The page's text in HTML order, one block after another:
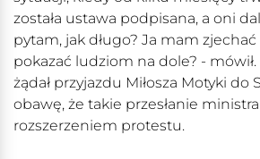
została ustawa podpisana, a oni
pytam, jak długo? Ja mam
pokazać ludziom na dole? -
żądał przyjazdu Miłosza Motyki do
obawę, że takie przesłanie
rozszerzeniem protestu.